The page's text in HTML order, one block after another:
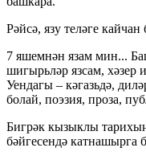
Рәйсә, язу теләге
7 яшемнән язам мин...
шигырьләр язсам, хәзер
Уендагы – кәгазьдә,
болай, поэзия, проза,
Бигрәк кызыклы
бәйгесендә катнашырга